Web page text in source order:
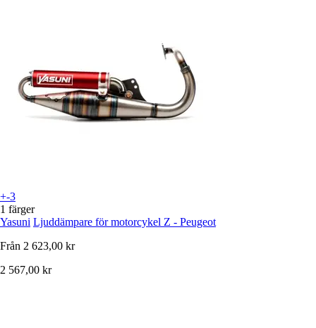
+-3
1 färger
Yasuni Ljuddämpare för motorcykel Z - Peugeot
Från 2 623,00 kr
2 567,00 kr